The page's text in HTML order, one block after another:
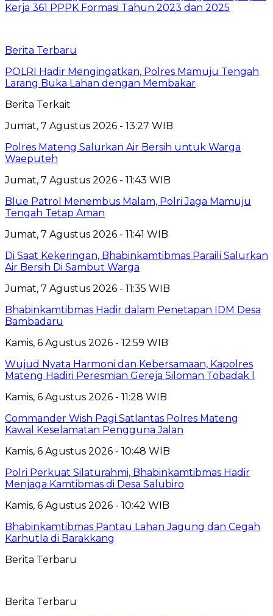
Kerja 361 PPPK Formasi Tahun 2023 dan 2025
Berita Terbaru
POLRI Hadir Mengingatkan, Polres Mamuju Tengah
Larang Buka Lahan dengan Membakar
Berita Terkait
Jumat, 7 Agustus 2026 - 13:27 WIB
Polres Mateng Salurkan Air Bersih untuk Warga
Waeputeh
Jumat, 7 Agustus 2026 - 11:43 WIB
Blue Patrol Menembus Malam, Polri Jaga Mamuju
Tengah Tetap Aman
Jumat, 7 Agustus 2026 - 11:41 WIB
Di Saat Kekeringan, Bhabinkamtibmas Paraili Salurkan
Air Bersih Di Sambut Warga
Jumat, 7 Agustus 2026 - 11:35 WIB
Bhabinkamtibmas Hadir dalam Penetapan IDM Desa
Bambadaru
Kamis, 6 Agustus 2026 - 12:59 WIB
Wujud Nyata Harmoni dan Kebersamaan, Kapolres
Mateng Hadiri Peresmian Gereja Siloman Tobadak l
Kamis, 6 Agustus 2026 - 11:28 WIB
Commander Wish Pagi Satlantas Polres Mateng
Kawal Keselamatan Pengguna Jalan
Kamis, 6 Agustus 2026 - 10:48 WIB
Polri Perkuat Silaturahmi, Bhabinkamtibmas Hadir
Menjaga Kamtibmas di Desa Salubiro
Kamis, 6 Agustus 2026 - 10:42 WIB
Bhabinkamtibmas Pantau Lahan Jagung dan Cegah
Karhutla di Barakkang
Berita Terbaru
Berita Terbaru